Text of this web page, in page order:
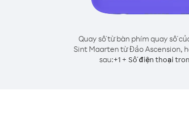
Quay số từ bàn phím quay số
Sint Maarten từ Đảo Ascension,
sau:+1 + Số điện thoại